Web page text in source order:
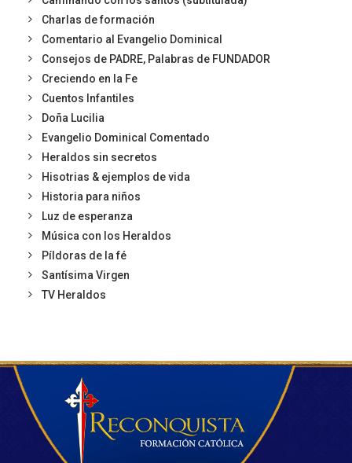
Charlas de formación
Comentario al Evangelio Dominical
Consejos de PADRE, Palabras de FUNDADOR
Creciendo en la Fe
Cuentos Infantiles
Doña Lucilia
Evangelio Dominical Comentado
Heraldos sin secretos
Hisotrias & ejemplos de vida
Historia para niños
Luz de esperanza
Música con los Heraldos
Píldoras de la fé
Santísima Virgen
TV Heraldos